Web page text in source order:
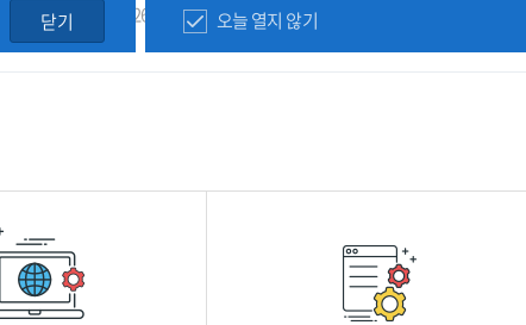
오늘 열지 않기
닫기 2026-06-26
2026년 가족친화기업 인증 신청 안내